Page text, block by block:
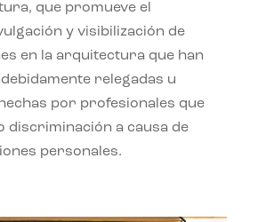
que promueve el
y visibilización de
en la arquitectura que han
relegadas u
por profesionales que
discriminación a causa de
personales.